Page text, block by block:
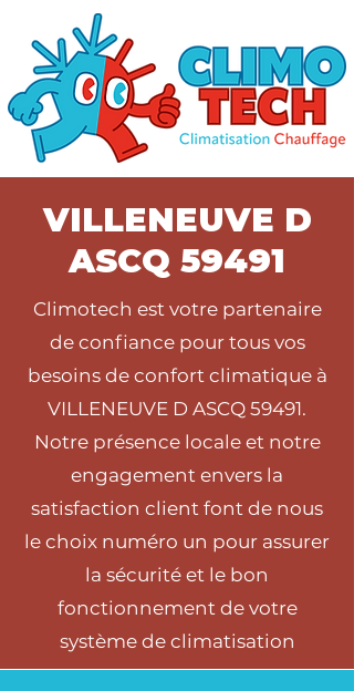
VILLENEUVE D
ASCQ 59491
Climotech est votre partenaire
de confiance pour tous vos
besoins de confort climatique à
VILLENEUVE D ASCQ 59491.
Notre présence locale et notre
engagement envers la
satisfaction client font de nous
le choix numéro un pour assurer
la sécurité et le bon
fonctionnement de votre
système de climatisation